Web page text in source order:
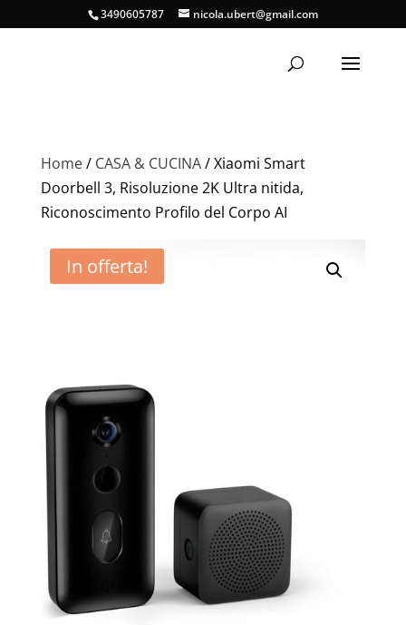
3490605787 nicola.ubert@gmail.com
Home/ CASA & CUCINA/ Xiaomi Smart
Doorbell 3, Risoluzione 2K Ultra nitida,
Riconoscimento Profilo del Corpo AI
In offerta!